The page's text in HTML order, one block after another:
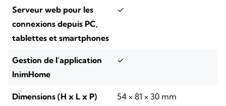
Serveur web pour les
connexions depuis PC,
tablettes et smartphones
✓
Gestion de l’application
InimHome
✓
Dimensions (H x L x P) 54 × 81 × 30 mm